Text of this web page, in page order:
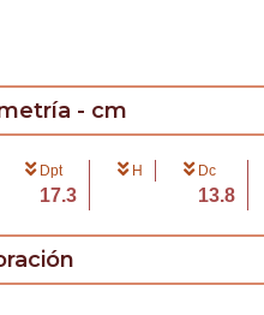
- cm
Dpt
17.3
H Dc
13.8